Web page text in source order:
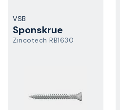
VSB
Sponskrue
Zincotech RB1630